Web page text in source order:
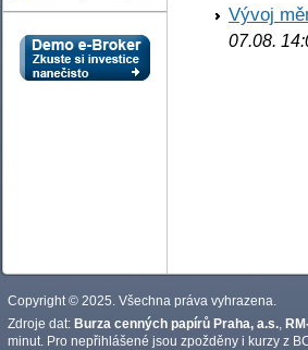
Vývoj
07.08.
Copyright © 2025. Všechna práva vyhrazena.
Zdroje dat: Burza cenných papírů Praha, a.s.
minut. Pro nepřihlášené jsou zpožděny i kurzy z